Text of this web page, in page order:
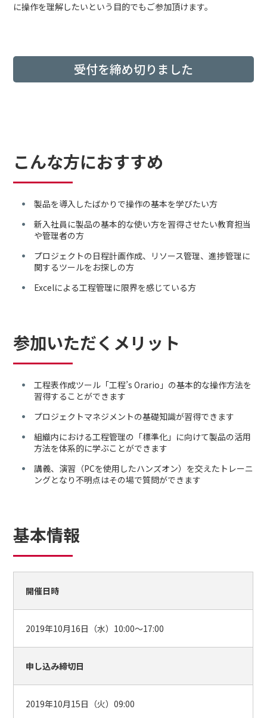
に操作を理解したいという目的でもご参加頂けます。
受付を締め切りました
こんな方におすすめ
製品を導入したばかりで操作の基本を学びたい方
新入社員に製品の基本的な使い方を習得させたい教育担当
や管理者の方
プロジェクトの日程計画作成、リソース管理、進捗管理に
関するツールをお探しの方
Excelによる工程管理に限界を感じている方
参加いただくメリット
工程表作成ツール「工程’s Orario」の基本的な操作方法を
習得することができます
プロジェクトマネジメントの基礎知識が習得できます
組織内における工程管理の「標準化」に向けて製品の活用
方法を体系的に学ぶことができます
講義、演習（PCを使用したハンズオン）を交えたトレーニ
ングとなり不明点はその場で質問ができます
基本情報
開催日時
2019年10月16日（水）10:00～17:00
申し込み締切日
2019年10月15日（火）09:00